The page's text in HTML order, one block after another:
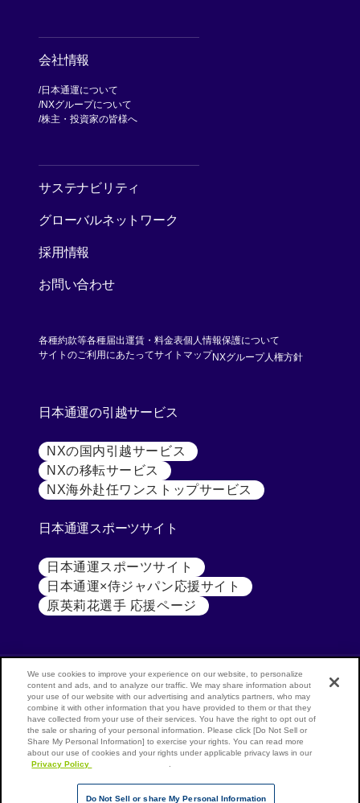
会社情報
日本通運について
NXグループについて
株主・投資家の皆様へ
サステナビリティ
グローバルネットワーク
採用情報
お問い合わせ
各種約款等各種届出運賃・料金表個人情報保護について
サイトのご利用にあたってサイトマップNXグループ人権方針
日本通運の引越サービス
NXの国内引越サービス [別ウィンドウで開く]
NXの移転サービス [別ウィンドウで開く]
NX海外赴任ワンストップサービス [別ウィンドウで
日本通運スポーツサイト
日本通運スポーツサイト [別ウィンドウで開く]
日本通運×侍ジャパン応援サイト [別ウィンドウで開
原英莉花選手 応援ページ [別ウィンドウで開く]
公式SNS
LinkedIn
NX
GROUP
(NIPPON
EXPRESS
[別ウィンドウで開く]
Youtube
NIPPON
EXPRESS
HOLDINGS
We use cookies to improve your experience on our website, to personalize
content and ads, and to analyze our traffic. We may share information about
your use of our website with our advertising and analytics partners, who may
combine it with other information that you have provided to them or that they
have collected from your use of their services. You have the right to opt out of
the sale or sharing of your personal information. Please click [Do Not Sell or
Share My Personal Information] to exercise your rights. You can read more
about our use of cookies and your rights under applicable privacy laws in our
Privacy Policy
Do Not Sell or share My Personal Information